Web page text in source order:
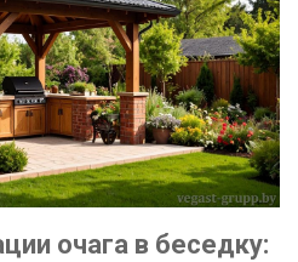
очага в беседку: